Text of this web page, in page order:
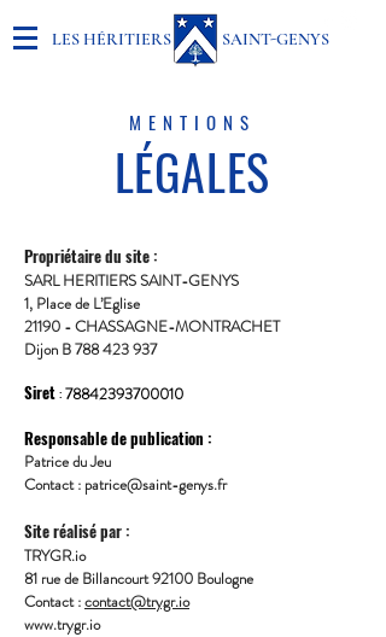
LES HÉRITIERS SAINT-GENYS
MENTIONS
LÉGALES
Propriétaire du site :
SARL HERITIERS SAINT-GENYS
1, Place de L’Eglise
21190 - CHASSAGNE-MONTRACHET
Dijon B788 423 937
Siret:78842393700010
Responsable de publication :
Patrice du Jeu
Contact : patrice@saint-genys.fr
Site réalisé par :
TRYGR.io
81 rue de Billancourt 92100 Boulogne
Contact :contact@trygr.io
www.trygr.io